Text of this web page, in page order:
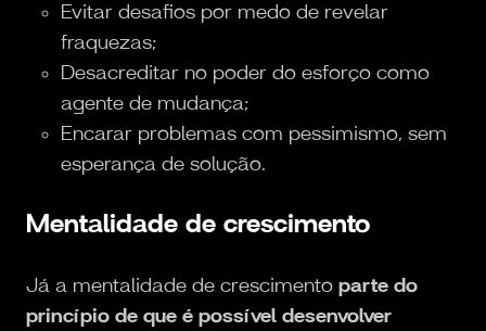
Evitar desafios por medo de revelar
fraquezas;
Desacreditar no poder do esforço como
agente de mudança;
Encarar problemas com pessimismo, sem
esperança de solução.
Mentalidade de crescimento
Já a mentalidade de crescimento parte do
princípio de que é possível desenvolver